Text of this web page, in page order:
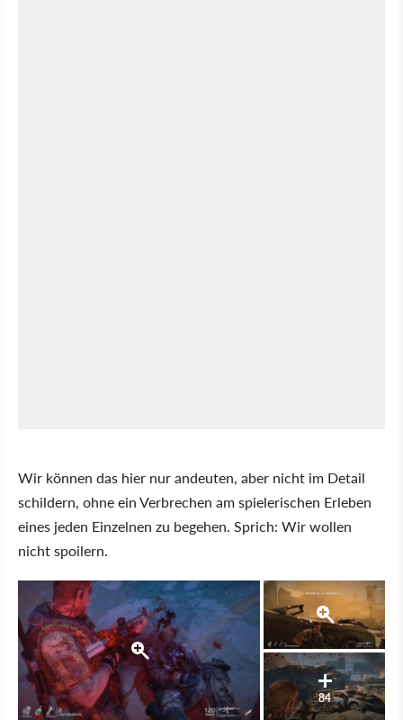
Wir können das hier nur andeuten, aber nicht im Detail
schildern, ohne ein Verbrechen am spielerischen Erleben
eines jeden Einzelnen zu begehen. Sprich: Wir wollen
nicht spoilern.
84